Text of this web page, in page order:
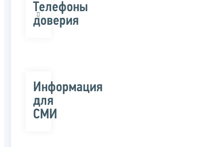
Телефоны
доверия
Информация
для
СМИ